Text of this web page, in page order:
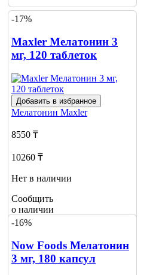
-17%
Maxler Мелатонин 3
мг, 120 таблеток
Добавить в избранное
Мелатонин Maxler
8550 ₸
10260 ₸
Нет в наличии
Сообщить
о наличии
4
-16%
Now Foods Мелатонин
3 мг, 180 капсул